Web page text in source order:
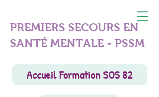
PREMIERS SECOURS EN
SANTÉ MENTALE - PSSM
Accueil Formation SOS 82